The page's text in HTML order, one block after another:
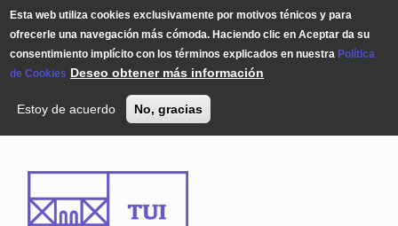
Esta web utiliza cookies exclusivamente por motivos ténicos y para
ofrecerle una navegación más cómoda. Haciendo clic en Aceptar da su
consentimiento implícito con los términos explicados en nuestra Política
de Cookies Deseo obtener más información
Estoy de acuerdo No, gracias